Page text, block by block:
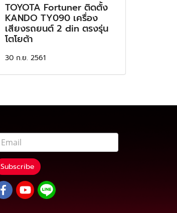
TOYOTA Fortuner ติดตั้ง
KANDO TY090 เครื่อง
เสียงรถยนต์ 2 din ตรงรุ่น
โตโยต้า
30 ก.ย. 2561
Subscribe